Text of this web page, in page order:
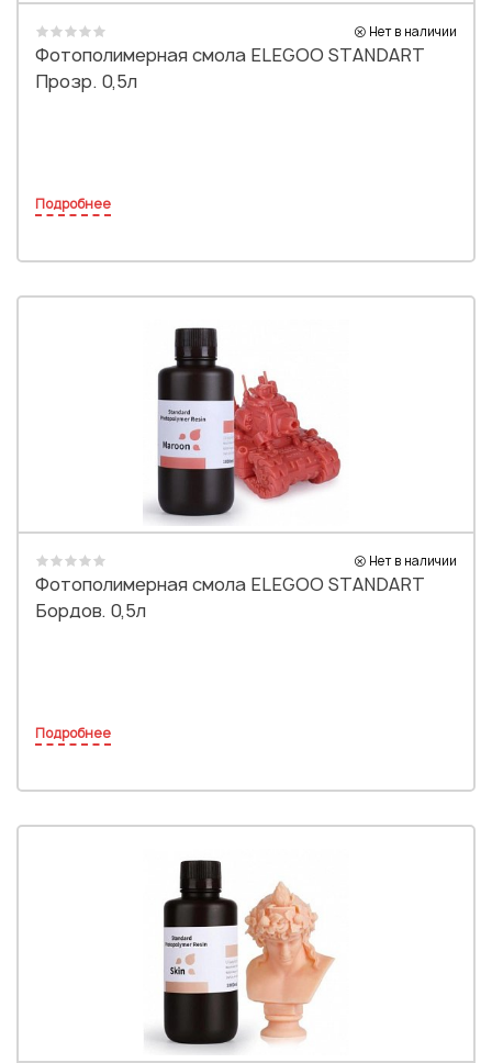
Нет в наличии
Фотополимерная смола ELEGOO STANDART
Прозр. 0,5л
Подробнее
Нет в наличии
Фотополимерная смола ELEGOO STANDART
Бордов. 0,5л
Подробнее